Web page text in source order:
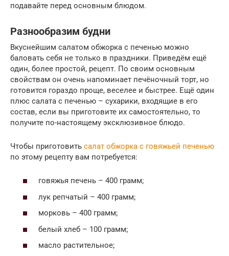
подавайте перед основным блюдом.
Разнообразим будни
Вкуснейшим салатом обжорка с печенью можно
баловать себя не только в праздники. Приведём ещё
один, более простой, рецепт. По своим основным
свойствам он очень напоминает печёночный торт, но
готовится гораздо проще, веселее и быстрее. Ещё один
плюс салата с печенью – сухарики, входящие в его
состав, если вы приготовите их самостоятельно, то
получите по-настоящему эксклюзивное блюдо.
Чтобы приготовить салат обжорка с говяжьей печенью
по этому рецепту вам потребуется:
говяжья печень – 400 грамм;
лук репчатый – 400 грамм;
морковь – 400 грамм;
белый хлеб – 100 грамм;
масло растительное;